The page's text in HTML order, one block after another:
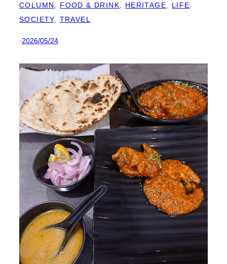
COLUMN, FOOD & DRINK, HERITAGE, LIFE
SOCIETY, TRAVEL
·2026/05/24